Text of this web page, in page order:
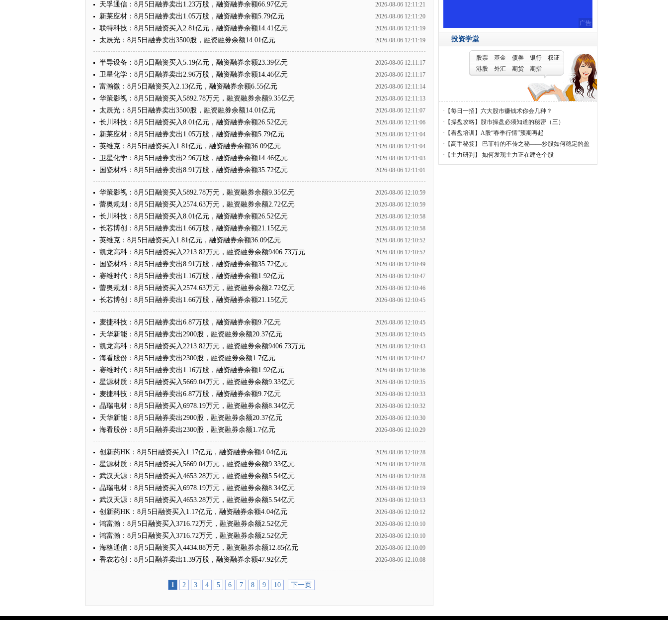
2026-08-06 12:11:21
天孚通信：8月5日融券卖出1.23万股，融资融券余额66.97亿元
2026-08-06 12:11:20
新莱应材：8月5日融券卖出1.05万股，融资融券余额5.79亿元
2026-08-06 12:11:19
联特科技：8月5日融资买入2.81亿元，融资融券余额14.41亿元
2026-08-06 12:11:19
太辰光：8月5日融券卖出3500股，融资融券余额14.01亿元
2026-08-06 12:11:17
半导设备：8月5日融资买入5.19亿元，融资融券余额23.39亿元
2026-08-06 12:11:17
卫星化学：8月5日融券卖出2.96万股，融资融券余额14.46亿元
2026-08-06 12:11:14
富瀚微：8月5日融资买入2.13亿元，融资融券余额6.55亿元
2026-08-06 12:11:13
华策影视：8月5日融资买入5892.78万元，融资融券余额9.35亿元
2026-08-06 12:11:07
太辰光：8月5日融券卖出3500股，融资融券余额14.01亿元
2026-08-06 12:11:06
长川科技：8月5日融资买入8.01亿元，融资融券余额26.52亿元
2026-08-06 12:11:04
新莱应材：8月5日融券卖出1.05万股，融资融券余额5.79亿元
2026-08-06 12:11:04
英维克：8月5日融资买入1.81亿元，融资融券余额36.09亿元
2026-08-06 12:11:03
卫星化学：8月5日融券卖出2.96万股，融资融券余额14.46亿元
2026-08-06 12:11:01
国瓷材料：8月5日融券卖出8.91万股，融资融券余额35.72亿元
2026-08-06 12:10:59
华策影视：8月5日融资买入5892.78万元，融资融券余额9.35亿元
2026-08-06 12:10:59
蕾奥规划：8月5日融资买入2574.63万元，融资融券余额2.72亿元
2026-08-06 12:10:58
长川科技：8月5日融资买入8.01亿元，融资融券余额26.52亿元
2026-08-06 12:10:58
长芯博创：8月5日融券卖出1.66万股，融资融券余额21.15亿元
2026-08-06 12:10:52
英维克：8月5日融资买入1.81亿元，融资融券余额36.09亿元
2026-08-06 12:10:52
凯龙高科：8月5日融资买入2213.82万元，融资融券余额9406.73万元
2026-08-06 12:10:49
国瓷材料：8月5日融券卖出8.91万股，融资融券余额35.72亿元
2026-08-06 12:10:47
赛维时代：8月5日融券卖出1.16万股，融资融券余额1.92亿元
2026-08-06 12:10:46
蕾奥规划：8月5日融资买入2574.63万元，融资融券余额2.72亿元
2026-08-06 12:10:45
长芯博创：8月5日融券卖出1.66万股，融资融券余额21.15亿元
2026-08-06 12:10:45
麦捷科技：8月5日融券卖出6.87万股，融资融券余额9.7亿元
2026-08-06 12:10:45
天华新能：8月5日融券卖出2900股，融资融券余额20.37亿元
2026-08-06 12:10:43
凯龙高科：8月5日融资买入2213.82万元，融资融券余额9406.73万元
2026-08-06 12:10:42
海看股份：8月5日融券卖出2300股，融资融券余额1.7亿元
2026-08-06 12:10:36
赛维时代：8月5日融券卖出1.16万股，融资融券余额1.92亿元
2026-08-06 12:10:35
星源材质：8月5日融资买入5669.04万元，融资融券余额9.33亿元
2026-08-06 12:10:33
麦捷科技：8月5日融券卖出6.87万股，融资融券余额9.7亿元
2026-08-06 12:10:32
晶瑞电材：8月5日融资买入6978.19万元，融资融券余额8.34亿元
2026-08-06 12:10:30
天华新能：8月5日融券卖出2900股，融资融券余额20.37亿元
2026-08-06 12:10:29
海看股份：8月5日融券卖出2300股，融资融券余额1.7亿元
2026-08-06 12:10:28
创新药HK：8月5日融资买入1.17亿元，融资融券余额4.04亿元
2026-08-06 12:10:28
星源材质：8月5日融资买入5669.04万元，融资融券余额9.33亿元
2026-08-06 12:10:28
武汉天源：8月5日融资买入4653.28万元，融资融券余额5.54亿元
2026-08-06 12:10:19
晶瑞电材：8月5日融资买入6978.19万元，融资融券余额8.34亿元
2026-08-06 12:10:13
武汉天源：8月5日融资买入4653.28万元，融资融券余额5.54亿元
2026-08-06 12:10:12
创新药HK：8月5日融资买入1.17亿元，融资融券余额4.04亿元
2026-08-06 12:10:10
鸿富瀚：8月5日融资买入3716.72万元，融资融券余额2.52亿元
2026-08-06 12:10:10
鸿富瀚：8月5日融资买入3716.72万元，融资融券余额2.52亿元
2026-08-06 12:10:09
海格通信：8月5日融资买入4434.88万元，融资融券余额12.85亿元
2026-08-06 12:10:08
香农芯创：8月5日融券卖出1.39万股，融资融券余额47.92亿元
1 2 3 4 5 6 7 8 9 10 下一页
广告
投资学堂
股票 基金 债券 银行
权证
港股
外汇 期货 期指
· 【每日一招】 六大股市赚钱术你会几种？
· 【操盘攻略】 股市操盘必须知道的秘密（三）
· 【看盘培训】 A股“春季行情”预期再起
· 【高手秘笈】
巴菲特的不传之秘——炒股如何稳定的盈
利
· 【主力研判】 如何发现主力正在建仓个股